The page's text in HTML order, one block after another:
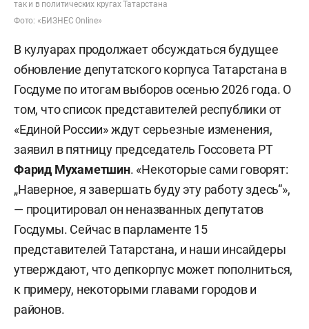
так и в политических кругах Татарстана
Фото: «БИЗНЕС Online»
В кулуарах продолжает обсуждаться будущее
обновление депутатского корпуса Татарстана в
Госдуме по итогам выборов осенью 2026 года. О
том, что список представителей республики от
«Единой России» ждут серьезные изменения,
заявил в пятницу председатель Госсовета РТ
Фарид Мухаметшин. «Некоторые сами говорят:
„Наверное, я завершать буду эту работу здесь“»,
— процитировал он неназванных депутатов
Госдумы. Сейчас в парламенте 15
представителей Татарстана, и наши инсайдеры
утверждают, что депкорпус может пополниться,
к примеру, некоторыми главами городов и
районов.